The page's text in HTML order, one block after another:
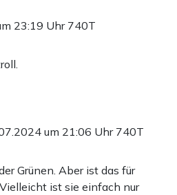
23:19 Uhr 740T
um 21:06 Uhr 740T
Grünen. Aber ist das für
ist sie einfach nur